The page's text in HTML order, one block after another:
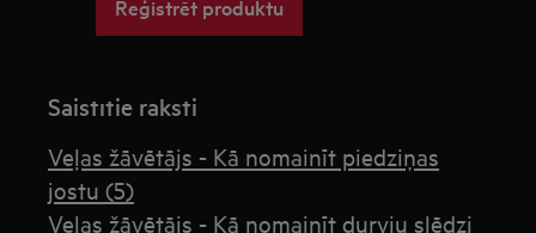
Reģistrēt produktu
Saistītie raksti
Veļas žāvētājs - Kā nomainīt piedziņas
jostu (5)
Veļas žāvētājs - Kā nomainīt durvju slēdzi